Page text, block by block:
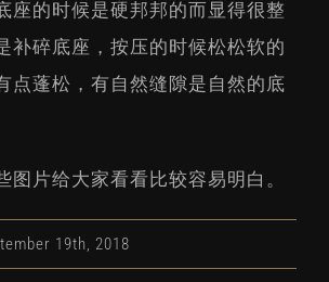
座的时候是硬邦邦的而显得很整
补碎底座，按压的时候松松软的
点蓬松，有自然缝隙是自然的底
图片给大家看看比较容易明白。
19th, 2018